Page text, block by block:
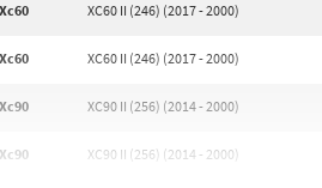
Xc60 XC60 II (246) (2017 - 2000)
Xc60 XC60 II (246) (2017 - 2000)
Xc90 XC90 II (256) (2014 - 2000)
Xc90 XC90 II (256) (2014 - 2000)